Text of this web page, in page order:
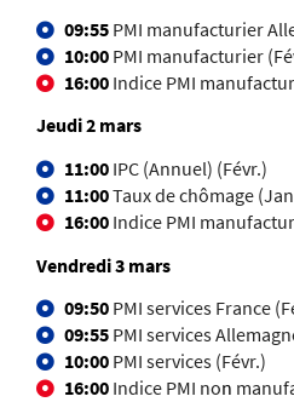
09:55 PMI manufacturier
10:00 PMI manufacturier
16:00 Indice PMI
Jeudi 2 mars
11:00 IPC (Annuel) (Févr.)
11:00Taux de chômage
16:00 Indice PMI
Vendredi 3 mars
09:50 PMI services France
09:55 PMI services
10:00 PMI services (Févr.)
16:00 Indice PMI non